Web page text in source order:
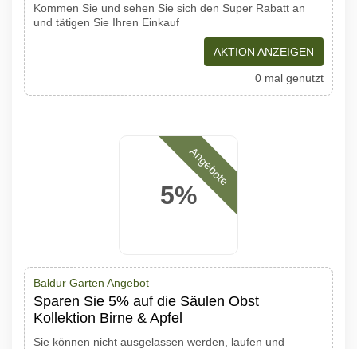
Kommen Sie und sehen Sie sich den Super Rabatt an
und tätigen Sie Ihren Einkauf
AKTION ANZEIGEN
0 mal genutzt
5%
Angebote
Baldur Garten Angebot
Sparen Sie 5% auf die Säulen Obst
Kollektion Birne & Apfel
Sie können nicht ausgelassen werden, laufen und